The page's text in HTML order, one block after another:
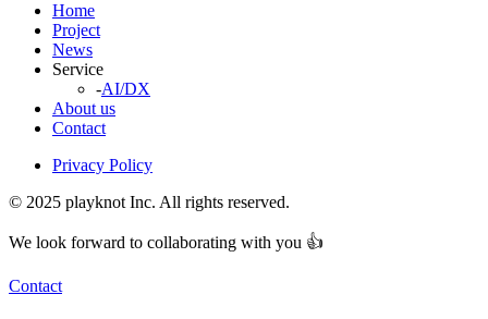
Home
Project
News
Service
-AI/DX
About us
Contact
Privacy Policy
© 2025 playknot Inc. All rights reserved.
We look forward to collaborating with you 👍
Contact